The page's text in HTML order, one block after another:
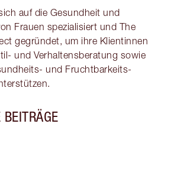
auf die Gesundheit und
Frauen spezialisiert und The
gegründet, um ihre Klientinnen
und Verhaltensberatung sowie
und Fruchtbarkeits-